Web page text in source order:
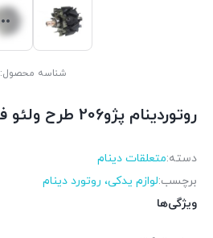
شناسه محصول:
روتوردینام پژو206 طرح ولئو فنام
دسته:متعلقات دینام
برچسب:لوازم یدکی، روتورد دینام
ویژگی‌ها